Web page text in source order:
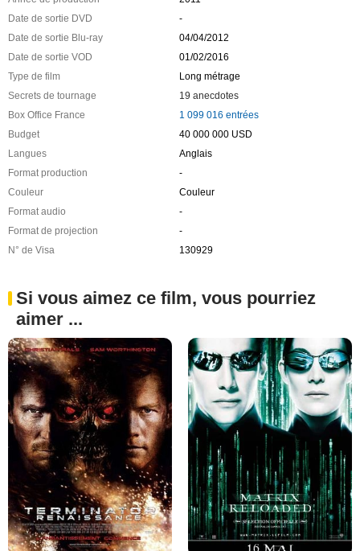
Date de sortie DVD
-
Date de sortie Blu-ray
04/04/2012
Date de sortie VOD
01/02/2016
Type de film
Long métrage
Secrets de tournage
19 anecdotes
Box Office France
1 099 016 entrées
Budget
40 000 000 USD
Langues
Anglais
Format production
-
Couleur
Couleur
Format audio
-
Format de projection
-
N° de Visa
130929
Si vous aimez ce film, vous pourriez
aimer ...